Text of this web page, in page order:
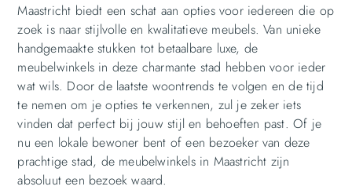
Maastricht biedt een schat aan opties voor iedereen die op
zoek is naar stijlvolle en kwalitatieve meubels. Van unieke
handgemaakte stukken tot betaalbare luxe, de
meubelwinkels in deze charmante stad hebben voor ieder
wat wils. Door de laatste woontrends te volgen en de tijd
te nemen om je opties te verkennen, zul je zeker iets
vinden dat perfect bij jouw stijl en behoeften past. Of je
nu een lokale bewoner bent of een bezoeker van deze
prachtige stad, de meubelwinkels in Maastricht zijn
absoluut een bezoek waard.